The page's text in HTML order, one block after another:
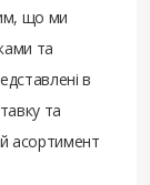
що ми
та
в
та
асортимент